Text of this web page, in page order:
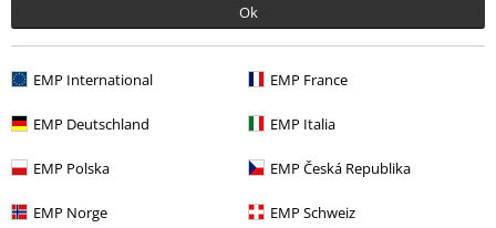
Ok
EMP International EMP France
EMP Deutschland EMP Italia
EMP Polska EMP Česká Republika
EMP Norge EMP Schweiz